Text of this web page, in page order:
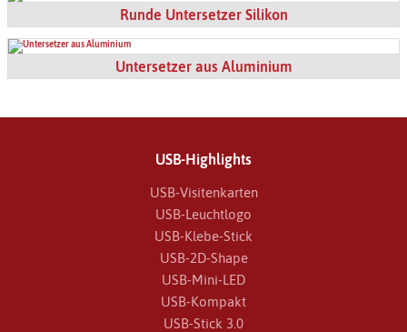
Runde Untersetzer Silikon
Untersetzer aus Aluminium
USB-Highlights
USB-Visitenkarten
USB-Leuchtlogo
USB-Klebe-Stick
USB-2D-Shape
USB-Mini-LED
USB-Kompakt
USB-Stick 3.0